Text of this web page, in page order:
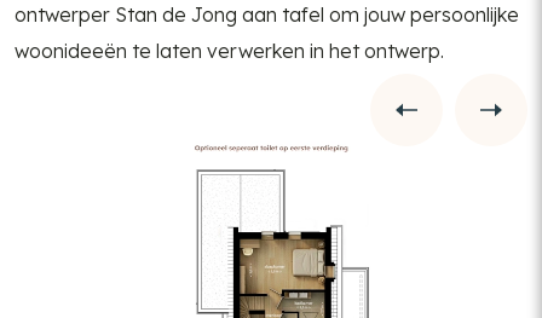
ontwerper Stan de Jong aan tafel om jouw persoonlijke
woonideeën te laten verwerken in het ontwerp.